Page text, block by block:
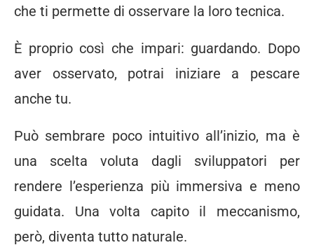
che ti permette di osservare la loro tecnica.
È proprio così che impari: guardando. Dopo
aver osservato, potrai iniziare a pescare
anche tu.
Può sembrare poco intuitivo all’inizio, ma è
una scelta voluta dagli sviluppatori per
rendere l’esperienza più immersiva e meno
guidata. Una volta capito il meccanismo,
però, diventa tutto naturale.